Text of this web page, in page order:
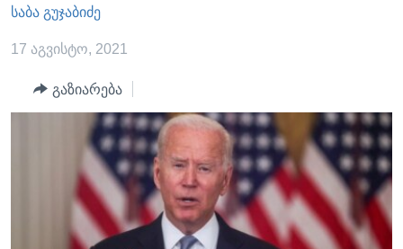
ძიებაზე
ᲐᲨᲨ-ᲘᲡ ᲐᲠᲩᲔᲕᲜᲔᲑᲘ 2024
ᲛᲡᲝᲤᲚᲘᲝ
ᲕᲘᲓᲔᲝᲔᲑᲘ
ᲒᲐᲓᲐᲪᲔᲛᲔᲑᲘ
ᲕᲐᲨᲘᲜᲒᲢᲝᲜᲘ ᲓᲦᲔᲡ
ᲮᲔᲓᲕᲐ ᲕᲐᲨᲘᲜᲒᲢᲝᲜᲘᲓᲐᲜ
ᲡᲢᲣᲓᲘᲐ ᲕᲐᲨᲘᲜᲒᲢᲝᲜᲘ
ᲡᲮᲕᲐ ᲡᲘᲐᲮᲚᲔᲔᲑᲘ
ᲞᲝᲚᲘᲢᲘᲙᲐ
ᲔᲙᲝᲜᲝᲛᲘᲙᲐ
ᲯᲐᲜᲛᲠᲗᲔᲚᲝᲑᲐ
ᲠᲣᲡᲔᲗᲘᲡ ᲨᲔᲭᲠᲐ ᲣᲙᲠᲐᲘᲜᲐᲨᲘ
Learning English
საბა გუჯაბიძე
17 აგვისტო, 2021
გაზიარება